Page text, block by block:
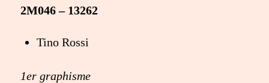
2M046 – 13262
Tino Rossi
1er graphisme